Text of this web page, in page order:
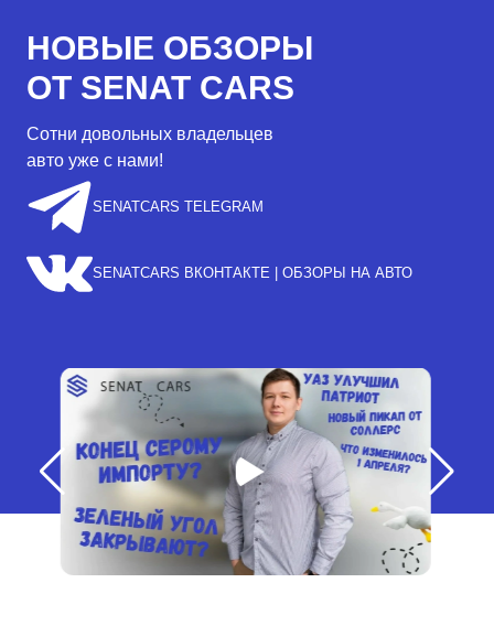
НОВЫЕ ОБЗОРЫ
ОТ SENAT CARS
Сотни довольных владельцев
авто уже с нами!
SENATCARS TELEGRAM
SENATCARS ВКОНТАКТЕ | ОБЗОРЫ НА АВТО